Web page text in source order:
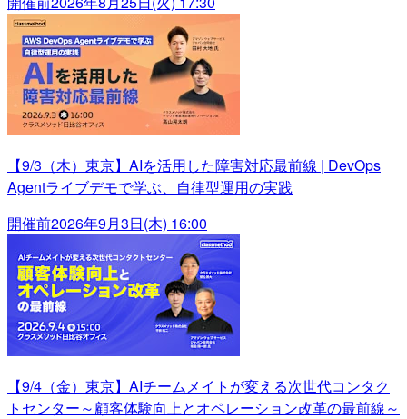
【9/3（木）東京】AIを活用した障害対応最前線 | DevOps
Agentライブデモで学ぶ、自律型運用の実践
開催前2026年9月3日(木) 16:00
【9/4（金）東京】AIチームメイトが変える次世代コンタク
トセンター～顧客体験向上とオペレーション改革の最前線～